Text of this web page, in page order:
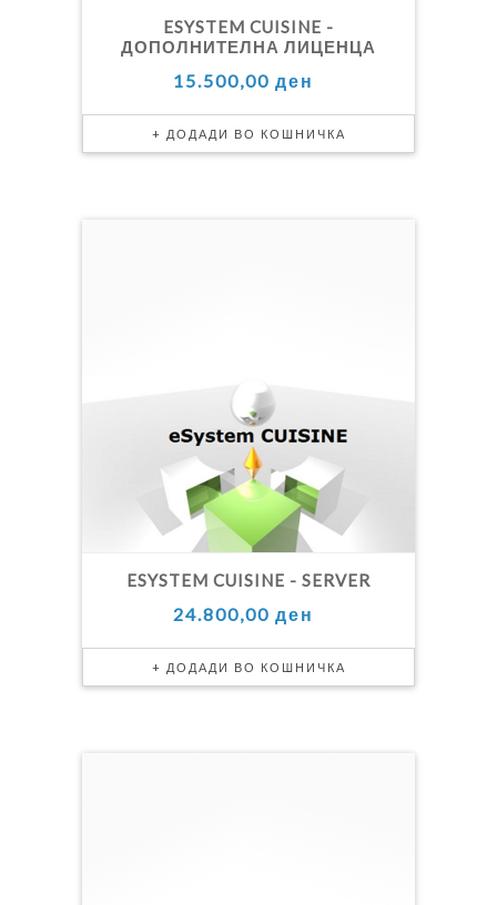
ESYSTEM CUISINE -
ДОПОЛНИТЕЛНА ЛИЦЕНЦА
15.500,00 ден
ESYSTEM CUISINE - SERVER
24.800,00 ден